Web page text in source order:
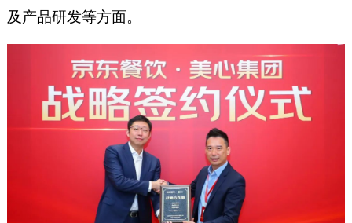
及产品研发等方面。